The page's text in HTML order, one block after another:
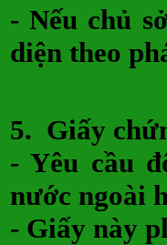
- Nếu chủ
diện theo
5. Giấy
- Yêu cầu
nước ngoài
- Giấy này